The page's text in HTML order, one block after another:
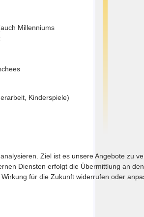
Millenniums
Kinderspiele)
Ziel ist es unsere Angebote zu
Diensten erfolgt die Übermittlung an
für die Zukunft widerrufen oder